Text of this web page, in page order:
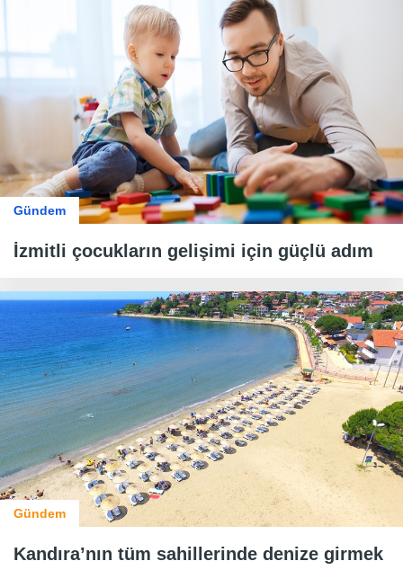
Gündem
İzmitli çocukların gelişimi için güçlü adım
Gündem
Kandıra’nın tüm sahillerinde denize girmek